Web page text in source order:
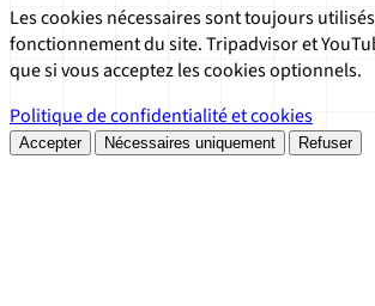
Les cookies nécessaires sont toujours
fonctionnement du site. Tripadvisor et
que si vous acceptez les cookies optionnels.
Politique de confidentialité et cookies
Accepter Nécessaires uniquement Refuser